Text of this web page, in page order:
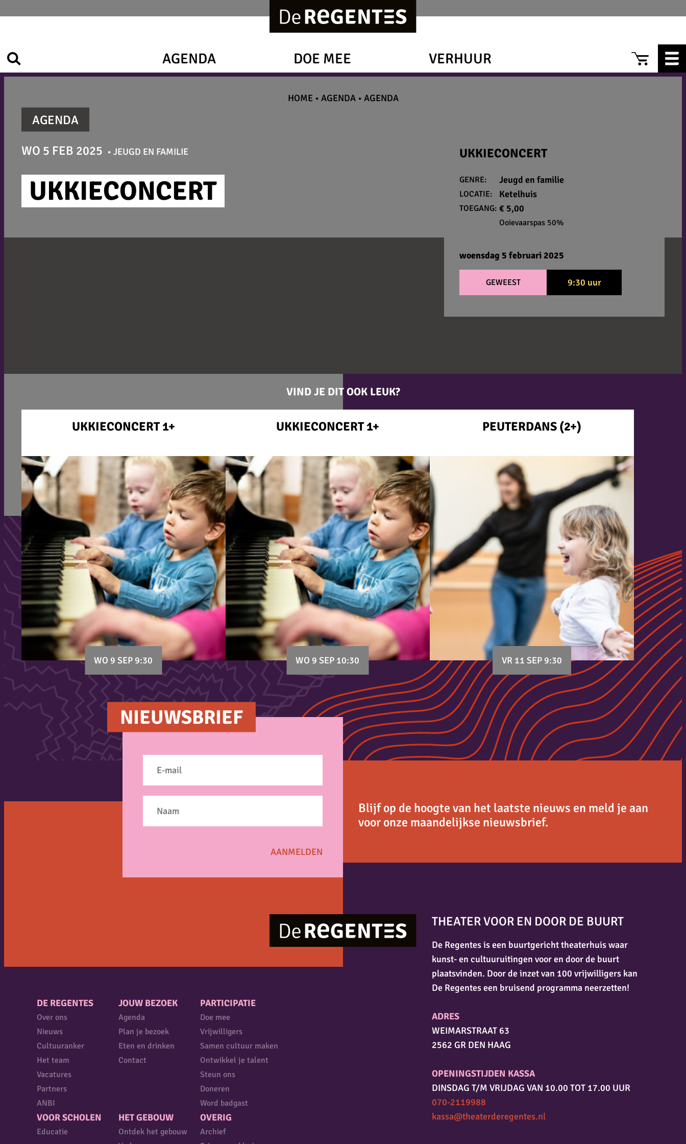
inhoud
AGENDA DOE MEE VERHUUR
HOME• AGENDA• AGENDA
AGENDA
WO 5 FEB 2025 JEUGD EN FAMILIE
UKKIECONCERT
UKKIECONCERT
GENRE: Jeugd en familie
LOCATIE: Ketelhuis
TOEGANG: € 5,00
Ooievaarspas 50%
woensdag 5 februari 2025
GEWEEST 9:30 uur
VIND JE DIT OOK LEUK?
UKKIECONCERT 1+
WO 9 SEP 9:30
UKKIECONCERT 1+
WO 9 SEP 10:30
PEUTERDANS (2+)
VR 11 SEP 9:30
NIEUWSBRIEF
Blijf op de hoogte van het laatste nieuws en meld je aan
voor onze maandelijkse nieuwsbrief.
DE REGENTES
Over ons
Nieuws
Cultuuranker
Het team
Vacatures
Partners
ANBI
JOUW BEZOEK
Agenda
Plan je bezoek
Eten en drinken
Contact
PARTICIPATIE
Doe mee
Vrijwilligers
Samen cultuur maken
Ontwikkel je talent
Steun ons
Doneren
Word badgast
VOOR SCHOLEN
Educatie
HET GEBOUW
Ontdek het gebouw
OVERIG
Archief
THEATER VOOR EN DOOR DE BUURT
De Regentes is een buurtgericht theaterhuis waar
kunst- en cultuuruitingen voor en door de buurt
plaatsvinden. Door de inzet van 100 vrijwilligers kan
De Regentes een bruisend programma neerzetten!
ADRES
WEIMARSTRAAT 63
2562 GR DEN HAAG
OPENINGSTIJDEN KASSA
DINSDAG T/M VRIJDAG VAN 10.00 TOT 17.00 UUR
070-2119988
kassa@theaterderegentes.nl